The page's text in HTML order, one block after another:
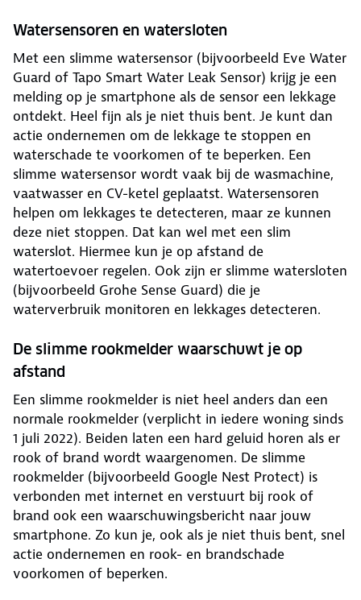
Watersensoren en watersloten
Met een slimme watersensor (bijvoorbeeld Eve Water
Guard of Tapo Smart Water Leak Sensor) krijg je een
melding op je smartphone als de sensor een lekkage
ontdekt. Heel fijn als je niet thuis bent. Je kunt dan
actie ondernemen om de lekkage te stoppen en
waterschade te voorkomen of te beperken. Een
slimme watersensor wordt vaak bij de wasmachine,
vaatwasser en CV-ketel geplaatst. Watersensoren
helpen om lekkages te detecteren, maar ze kunnen
deze niet stoppen. Dat kan wel met een slim
waterslot. Hiermee kun je op afstand de
watertoevoer regelen. Ook zijn er slimme watersloten
(bijvoorbeeld Grohe Sense Guard) die je
waterverbruik monitoren en lekkages detecteren.
De slimme rookmelder waarschuwt je op
afstand
Een slimme rookmelder is niet heel anders dan een
normale rookmelder (verplicht in iedere woning sinds
1 juli 2022). Beiden laten een hard geluid horen als er
rook of brand wordt waargenomen. De slimme
rookmelder (bijvoorbeeld Google Nest Protect) is
verbonden met internet en verstuurt bij rook of
brand ook een waarschuwingsbericht naar jouw
smartphone. Zo kun je, ook als je niet thuis bent, snel
actie ondernemen en rook- en brandschade
voorkomen of beperken.